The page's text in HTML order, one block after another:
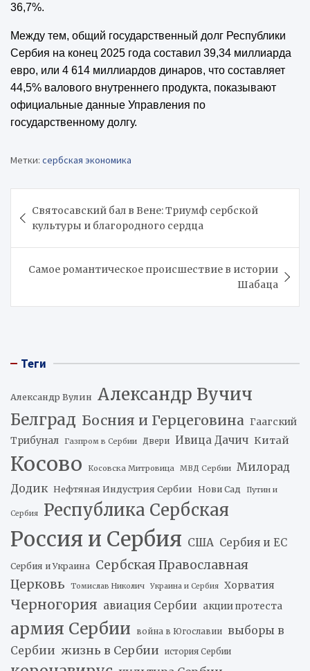
36,7%.
Между тем, общий государственный долг Республики
Сербия на конец 2025 года составил 39,34 миллиарда
евро, или 4 614 миллиардов динаров, что составляет
44,5% валового внутреннего продукта, показывают
официальные данные Управления по
государственному долгу.
Метки: сербская экономика
по
записям
Святосавский бал в Вене: Триумф сербской
культуры и благородного сердца
Самое романтическое происшествие в истории
Шабаца
Теги
Александр Вулин Александр Вучич
Белград Босния и Герцеговина Гаагский
Трибунал Газпром в Сербии Двери Ивица Дачич Китай
Косово Косовска Митровица МВД Сербии
Милорад
Додик Нефтяная Индустрия Сербии Нови Сад Путин и
Сербия Республика Сербская
Россия и Сербия США Сербия и ЕС
Сербия и Украина
Сербская Православная
Церковь
Томислав Николич Украина и Сербия Хорватия
Черногория авиация Сербии акции протеста
армия Сербии война в Югославии
выборы в
Сербии жизнь в Сербии история Сербии